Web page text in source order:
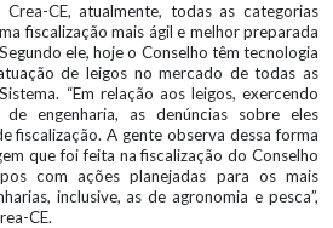
CE, atualmente, todas as categorias
fiscalização mais ágil e melhor preparada
ele, hoje o Conselho têm tecnologia
de leigos no mercado de todas as
“Em relação aos leigos, exercendo
engenharia, as denúncias sobre eles
fiscalização. A gente observa dessa forma
que foi feita na fiscalização do Conselho
com ações planejadas para os mais
inclusive, as de agronomia e pesca”,
CE.